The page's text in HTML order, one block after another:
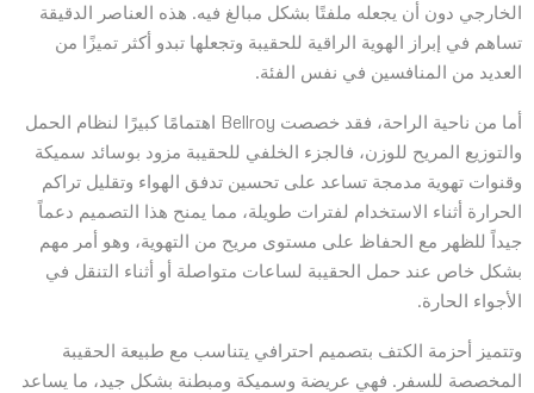
الخارجي دون أن يجعله ملفتًا بشكل مبالغ فيه. هذه العناصر الدقيقة
تساهم في إبراز الهوية الراقية للحقيبة وتجعلها تبدو أكثر تميزًا من
العديد من المنافسين في نفس الفئة.
أما من ناحية الراحة، فقد خصصت Bellroy اهتمامًا كبيرًا لنظام الحمل
والتوزيع المريح للوزن، فالجزء الخلفي للحقيبة مزود بوسائد سميكة
وقنوات تهوية مدمجة تساعد على تحسين تدفق الهواء وتقليل تراكم
الحرارة أثناء الاستخدام لفترات طويلة، مما يمنح هذا التصميم دعماً
جيداً للظهر مع الحفاظ على مستوى مريح من التهوية، وهو أمر مهم
بشكل خاص عند حمل الحقيبة لساعات متواصلة أو أثناء التنقل في
الأجواء الحارة.
وتتميز أحزمة الكتف بتصميم احترافي يتناسب مع طبيعة الحقيبة
المخصصة للسفر. فهي عريضة وسميكة ومبطنة بشكل جيد، ما يساعد